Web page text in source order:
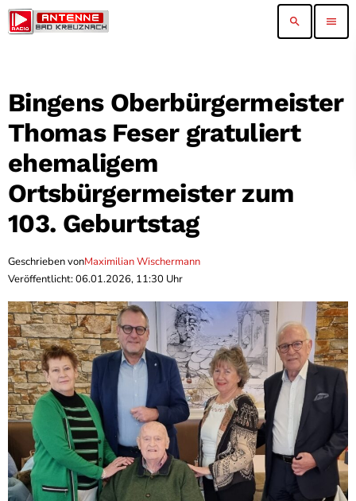
search menu
Bingens Oberbürgermeister
Thomas Feser gratuliert
ehemaligem
Ortsbürgermeister zum
103. Geburtstag
Geschrieben vonMaximilian Wischermann
Veröffentlicht: 06.01.2026, 11:30 Uhr